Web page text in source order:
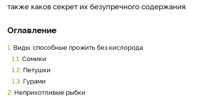
также каков секрет их безупречного содержания.
Оглавление
1. Виды, способные прожить без кислорода
1.1. Сомики
1.2. Петушки
1.3. Гурами
2. Неприхотливые рыбки